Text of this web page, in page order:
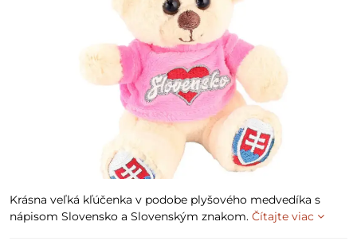
Krásna veľká kľúčenka v podobe plyšového medvedíka s
nápisom Slovensko a Slovenským znakom. Čítajte viac